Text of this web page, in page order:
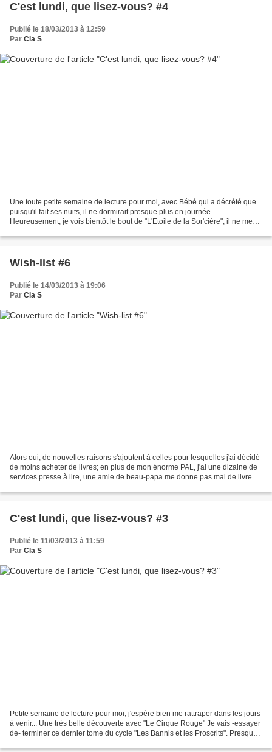
C'est lundi, que lisez-vous? #4
Publié le 18/03/2013 à 12:59
Par Cla S
Une toute petite semaine de lecture pour moi, avec Bébé qui a décrété que
puisqu'il fait ses nuits, il ne dormirait presque plus en journée.
Heureusement, je vois bientôt le bout de "L'Etoile de la Sor'cière", il ne me
Wish-list #6
Publié le 14/03/2013 à 19:06
Par Cla S
Alors oui, de nouvelles raisons s'ajoutent à celles pour lesquelles j'ai décidé
de moins acheter de livres; en plus de mon énorme PAL, j'ai une dizaine de
services presse à lire, une amie de beau-papa me donne pas mal de livres
C'est lundi, que lisez-vous? #3
Publié le 11/03/2013 à 11:59
Par Cla S
Petite semaine de lecture pour moi, j'espère bien me rattraper dans les jours
à venir... Une très belle découverte avec "Le Cirque Rouge" Je vais -essayer
de- terminer ce dernier tome du cycle "Les Bannis et les Proscrits". Presque